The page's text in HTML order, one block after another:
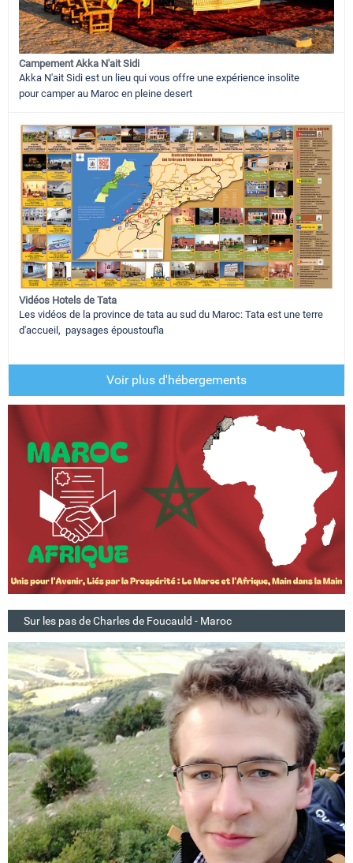
Campement Akka N'ait Sidi
Akka N'ait Sidi est un lieu qui vous offre une expérience insolite
pour camper au Maroc en pleine desert
Vidéos Hotels de Tata
Les vidéos de la province de tata au sud du Maroc: Tata est une terre
d'accueil, paysages époustoufla
Voir plus d'hébergements
Sur les pas de Charles de Foucauld - Maroc